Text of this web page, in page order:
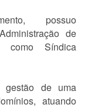
possuo
de
como Síndica
gestão de uma
atuando